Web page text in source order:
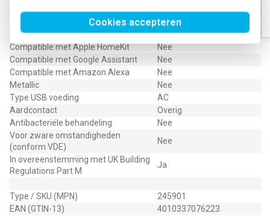
Cookies accepteren
Rond aardingscontact
Nee
Min. diepte van de inbouwdoos
40 Millimeter (mm)
Compatible met Apple HomeKit
Nee
Compatible met Google Assistant
Nee
Compatible met Amazon Alexa
Nee
Metallic
Nee
Type USB voeding
AC
Aardcontact
Overig
Antibacteriële behandeling
Nee
Voor zware omstandigheden
(conform VDE)
Nee
In overeenstemming met UK Building
Regulations Part M
Ja
Type / SKU (MPN)
245901
EAN (GTIN-13)
4010337076223